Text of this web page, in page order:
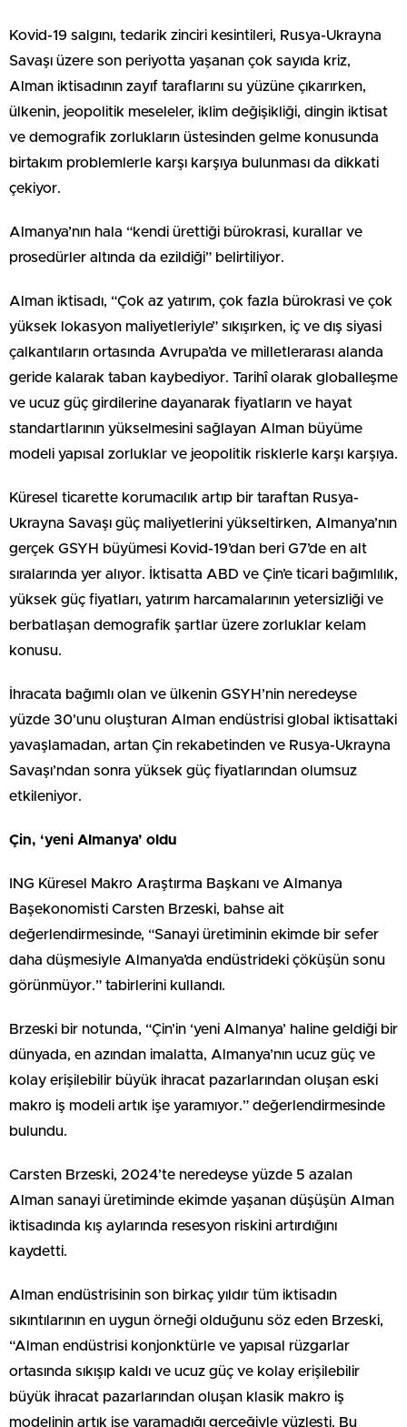
Kovid-19 salgını, tedarik zinciri kesintileri, Rusya-Ukrayna
Savaşı üzere son periyotta yaşanan çok sayıda kriz,
Alman iktisadının zayıf taraflarını su yüzüne çıkarırken,
ülkenin, jeopolitik meseleler, iklim değişikliği, dingin iktisat
ve demografik zorlukların üstesinden gelme konusunda
birtakım problemlerle karşı karşıya bulunması da dikkati
çekiyor.
Almanya’nın hala “kendi ürettiği bürokrasi, kurallar ve
prosedürler altında da ezildiği” belirtiliyor.
Alman iktisadı, “Çok az yatırım, çok fazla bürokrasi ve çok
yüksek lokasyon maliyetleriyle” sıkışırken, iç ve dış siyasi
çalkantıların ortasında Avrupa’da ve milletlerarası alanda
geride kalarak taban kaybediyor. Tarihî olarak globalleşme
ve ucuz güç girdilerine dayanarak fiyatların ve hayat
standartlarının yükselmesini sağlayan Alman büyüme
modeli yapısal zorluklar ve jeopolitik risklerle karşı karşıya.
Küresel ticarette korumacılık artıp bir taraftan Rusya-
Ukrayna Savaşı güç maliyetlerini yükseltirken, Almanya’nın
gerçek GSYH büyümesi Kovid-19’dan beri G7’de en alt
sıralarında yer alıyor. İktisatta ABD ve Çin’e ticari bağımlılık,
yüksek güç fiyatları, yatırım harcamalarının yetersizliği ve
berbatlaşan demografik şartlar üzere zorluklar kelam
konusu.
İhracata bağımlı olan ve ülkenin GSYH’nin neredeyse
yüzde 30’unu oluşturan Alman endüstrisi global iktisattaki
yavaşlamadan, artan Çin rekabetinden ve Rusya-Ukrayna
Savaşı’ndan sonra yüksek güç fiyatlarından olumsuz
etkileniyor.
Çin, ‘yeni Almanya’ oldu
ING Küresel Makro Araştırma Başkanı ve Almanya
Başekonomisti Carsten Brzeski, bahse ait
değerlendirmesinde, “Sanayi üretiminin ekimde bir sefer
daha düşmesiyle Almanya’da endüstrideki çöküşün sonu
görünmüyor.” tabirlerini kullandı.
Brzeski bir notunda, “Çin’in ‘yeni Almanya’ haline geldiği bir
dünyada, en azından imalatta, Almanya’nın ucuz güç ve
kolay erişilebilir büyük ihracat pazarlarından oluşan eski
makro iş modeli artık işe yaramıyor.” değerlendirmesinde
bulundu.
Carsten Brzeski, 2024’te neredeyse yüzde 5 azalan
Alman sanayi üretiminde ekimde yaşanan düşüşün Alman
iktisadında kış aylarında resesyon riskini artırdığını
kaydetti.
Alman endüstrisinin son birkaç yıldır tüm iktisadın
sıkıntılarının en uygun örneği olduğunu söz eden Brzeski,
“Alman endüstrisi konjonktürle ve yapısal rüzgarlar
ortasında sıkışıp kaldı ve ucuz güç ve kolay erişilebilir
büyük ihracat pazarlarından oluşan klasik makro iş
modelinin artık işe yaramadığı gerçeğiyle yüzleşti. Bu